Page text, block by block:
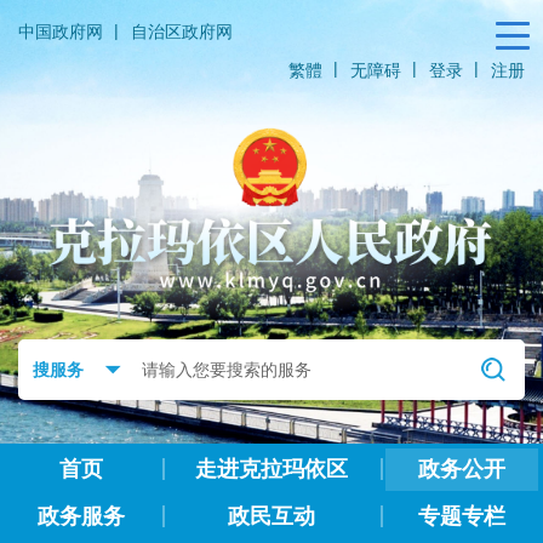
中国政府网 |
自治区政府网
繁體
| 无障碍 | 登录 | 注册
首页 走进克拉玛依区
政务公开
政务服务
政民互动 专题专栏